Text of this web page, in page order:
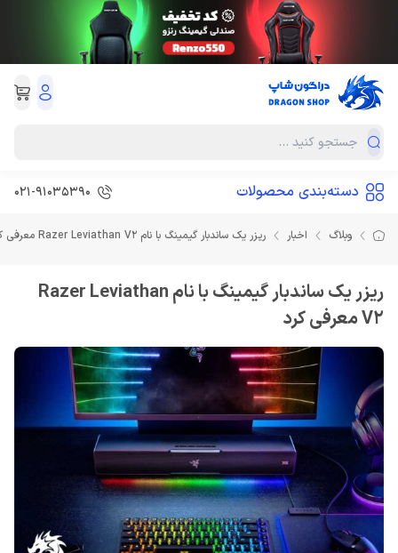
دسته‌بندی محصولات 021-91035390
وبلاگ اخبار ریزر یک ساندبار گیمینگ با نام Razer Leviathan V2 معرفی کرد
ریزر یک ساندبار گیمینگ با نام Razer Leviathan
V2 معرفی کرد